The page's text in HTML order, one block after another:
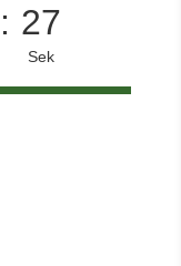
: 26
Sek